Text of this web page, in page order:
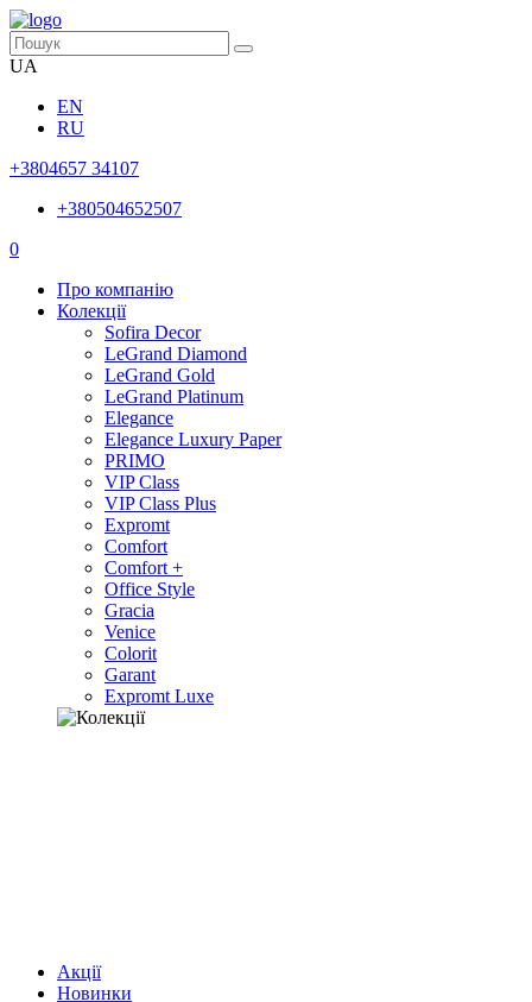
UA
EN
RU
+3804657 34107
+380504652507
0
Про компанію
Колекції
Sofira Decor
LeGrand Diamond
LeGrand Gold
LeGrand Platinum
Elegance
Elegance Luxury Paper
PRIMO
VIP Class
VIP Class Plus
Expromt
Comfort
Comfort +
Office Style
Gracia
Venice
Colorit
Garant
Expromt Luxe
Акції
Новинки